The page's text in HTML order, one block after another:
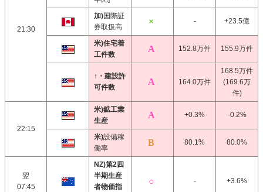
21:30
加)国際証
券取扱高
- +23.5億
米)住宅着
工件数
152.8万件 155.9万件
↑・建設許
可件数
164.0万件
168.5万件
(169.6万
件)
22:15
米)鉱工業
生産
+0.3% -0.2%
米)設備稼
働率
80.1% 80.0%
翌
07:45
NZ)第2四
半期生産
者物価指
- +3.6%